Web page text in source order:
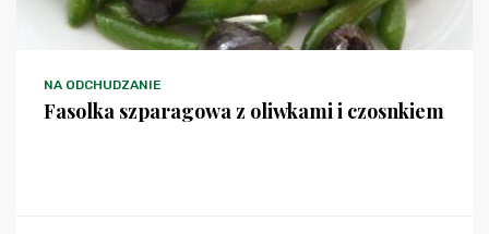
NA ODCHUDZANIE
Fasolka szparagowa z oliwkami i czosnkiem